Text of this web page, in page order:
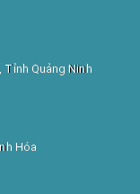
Quảng Ninh
Hóa